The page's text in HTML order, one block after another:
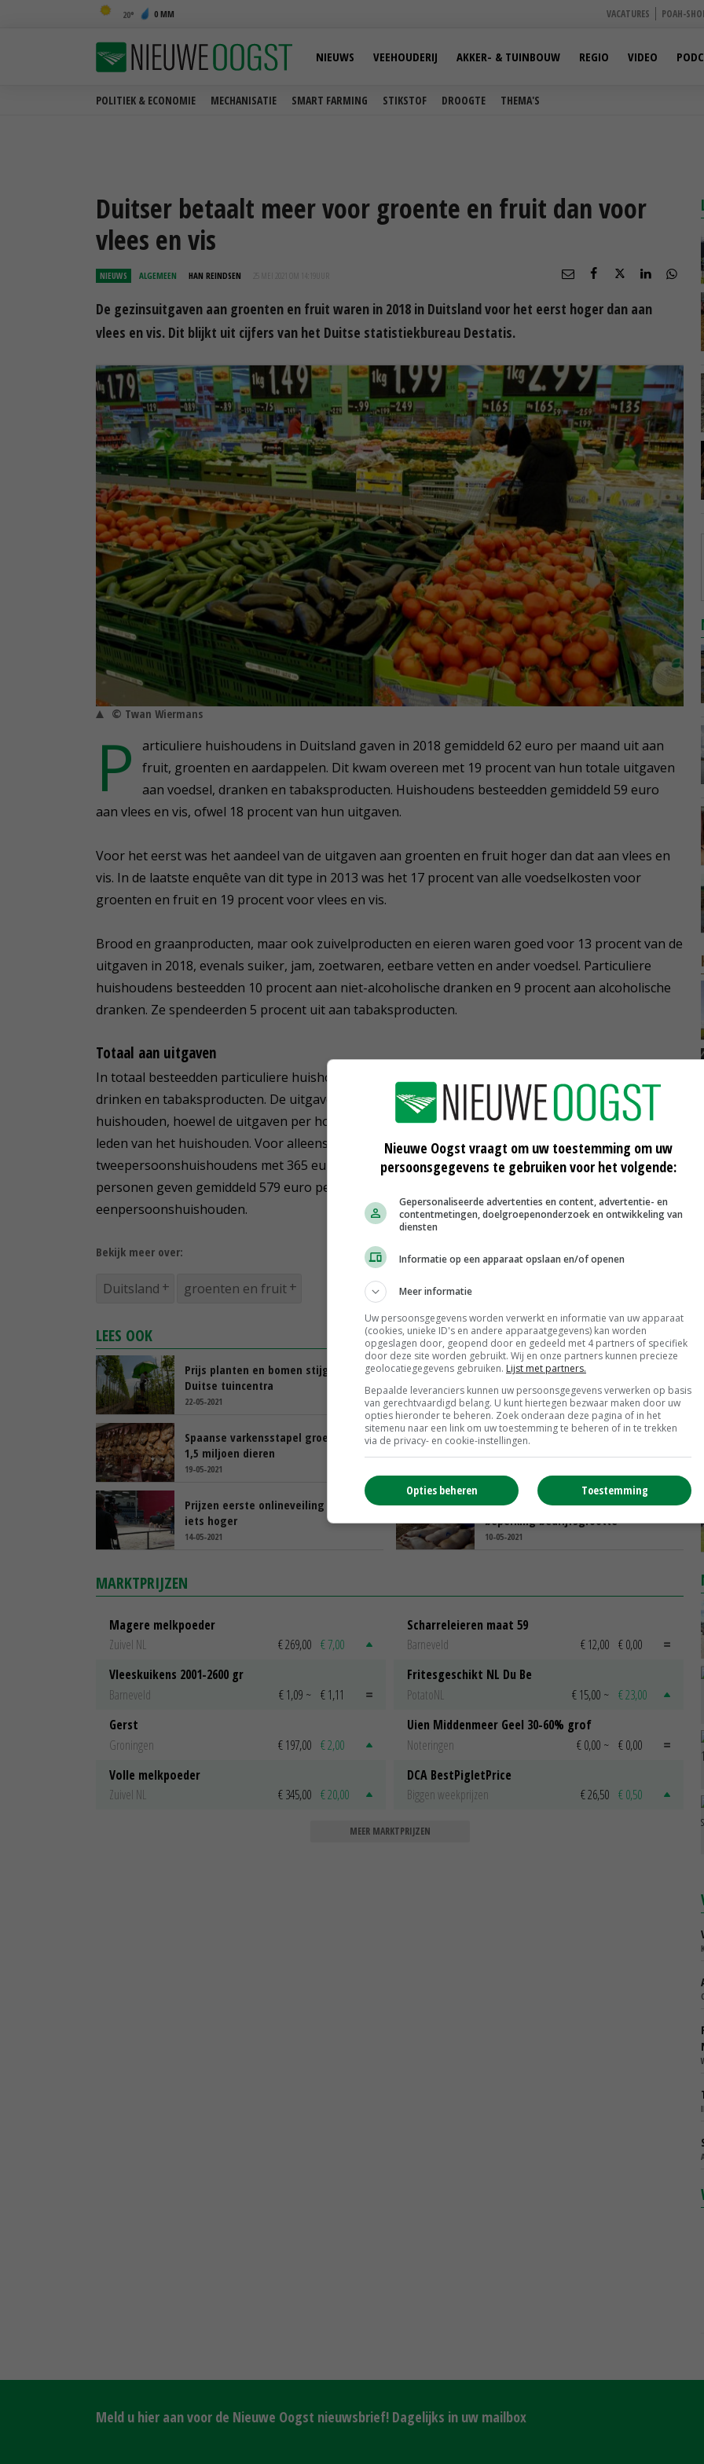
20 0 MM VACATURES POAH-
POLITIEK & ECONOMIE MECHANISATIE SMART FARMING STIKSTOF DROOGTE THEMA'S
NIEUWS VEEHOUDERIJ AKKER- & TUINBOUW REGIO VIDEO
Duitser betaalt meer voor groente en fruit dan voor
vlees en vis
NIEUWS ALGEMEEN HAN REINDSEN 25 MEI 2021 OM 14:19
De gezinsuitgaven aan groenten en fruit waren in 2018 in Duitsland voor het eerst hoger dan aan
vlees en vis. Dit blijkt uit cijfers van het Duitse statistiekbureau Destatis.
© Twan Wiermans
P
articuliere huishoudens in Duitsland gaven in 2018 gemiddeld 62 euro per maand uit aan
fruit, groenten en aardappelen. Dit kwam overeen met 19 procent van hun totale uitgaven
aan voedsel, dranken en tabaksproducten. Huishoudens besteedden gemiddeld 59 euro
aan vlees en vis, ofwel 18 procent van hun uitgaven.
Voor het eerst was het aandeel van de uitgaven aan groenten en fruit hoger dan dat aan vlees en
vis. In de laatste enquête van dit type in 2013 was het 17 procent van alle voedselkosten voor
groenten en fruit en 19 procent voor vlees en vis.
Brood en graanproducten, maar ook zuivelproducten en eieren waren goed voor 13 procent van de
uitgaven in 2018, evenals suiker, jam, zoetwaren, eetbare vetten en ander voedsel. Particuliere
huishoudens besteedden 10 procent aan niet-alcoholische dranken en 9 procent aan alcoholische
dranken. Ze spendeerden 5 procent uit aan tabaksproducten.
Totaal aan uitgaven
In totaal besteedden particuliere huishoudens in 2018 gemiddeld 321 euro per maand aan eten,
drinken en tabaksproducten. De uitgaven op dit gebied nemen toe met het aantal mensen in het
huishouden, hoewel de uitgaven per hoofd van de bevolking afnemen met een toenemend aantal
leden van het huishouden. Voor alleenstaanden was dat gemiddeld 190 euro, voor
tweepersoonshuishoudens met 365 euro minder dan dubbele. Huishoudens met vijf of meer
personen geven gemiddeld 579 euro per maand uit. Dat is maar drie keer zoveel als een
eenpersoonshuishouden.
Bekijk meer over:
Duitsland groenten en fruit
LEES OOK
Prijs planten en bomen stijgt in
Duitse tuincentra
22-05-2021
Miljard euro minder belastingsteun
voor Duitse boeren
22-05-2021
Spaanse varkensstapel groeit met
1,5 miljoen dieren
19-05-2021
Prijzen voor Duitse plantaardige
Prijzen eerste onlineveiling VOST
iets hoger
14-05-2021
Mecklenburg-Vorpommern pleit voor
beperking bedrijfsgrootte
10-05-2021
MARKTPRIJZEN
Magere melkpoeder
Zuivel NL
€ 269,00 € 7,00
Vleeskuikens 2001-2600 gr
Barneveld
€ 1,09 ~ € 1,11
Gerst
Groningen
€ 197,00 € 2,00
Volle melkpoeder
Zuivel NL
€ 345,00 € 20,00
Scharreleieren maat 59
Barneveld
€ 12,00 € 0,00
Fritesgeschikt NL Du Be
PotatoNL
€ 15,00 ~ € 23,00
Uien Middenmeer Geel 30-60% grof
Noteringen
€ 0,00 ~ € 0,00
DCA BestPigletPrice
Biggen weekprijzen
€ 26,50 € 0,50
MEER MARKTPRIJZEN
Meld u hier aan voor de Nieuwe Oogst nieuwsbrief! Dagelijks in uw mailbox
Nieuwe Oogst vraagt om uw toestemming om uw
persoonsgegevens te gebruiken voor het volgende:
Gepersonaliseerde advertenties en content, advertentie- en
contentmetingen, doelgroepenonderzoek en ontwikkeling van
diensten
Informatie op een apparaat opslaan en/of openen
Meer informatie
Uw persoonsgegevens worden verwerkt en informatie van uw apparaat
(cookies, unieke ID's en andere apparaatgegevens) kan worden
opgeslagen door, geopend door en gedeeld met 4 partners of specifiek
door deze site worden gebruikt. Wij en onze partners kunnen precieze
geolocatiegegevens gebruiken. Lijst met partners.
Bepaalde leveranciers kunnen uw persoonsgegevens verwerken op basis
van gerechtvaardigd belang. U kunt hiertegen bezwaar maken door uw
opties hieronder te beheren. Zoek onderaan deze pagina of in het
sitemenu naar een link om uw toestemming te beheren of in te trekken
via de privacy- en cookie-instellingen.
Toestemming
Opties beheren